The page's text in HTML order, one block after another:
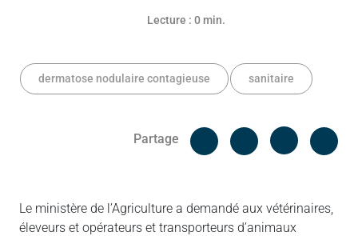
Lecture : 0 min.
dermatose nodulaire contagieuse sanitaire
Partage
Facebook
Le ministère de l’Agriculture a demandé aux vétérinaires,
éleveurs et opérateurs et transporteurs d’animaux